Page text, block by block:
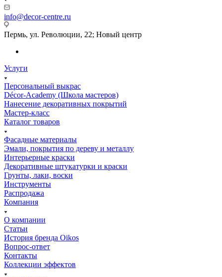
info@decor-centre.ru
Пермь, ул. Революции, 22; Новый центр
Услуги
Персональный выкрас
Décor-Academy (Школа мастеров)
Нанесение декоративных покрытий
Мастер-класс
Каталог товаров
Фасадные материалы
Эмали, покрытия по дереву и металлу
Интерьерные краски
Декоративные штукатурки и краски
Грунты, лаки, воски
Инструменты
Распродажа
Компания
О компании
Статьи
История бренда Oikos
Вопрос-ответ
Контакты
Коллекции эффектов